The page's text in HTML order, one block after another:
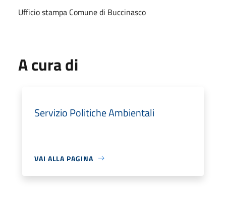
Ufficio stampa Comune di Buccinasco
A cura di
Servizio Politiche Ambientali
VAI ALLA PAGINA